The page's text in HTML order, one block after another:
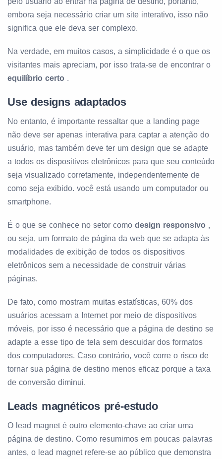
embora seja necessário criar um site interativo, isso não
significa que ele deva ser complexo.
Na verdade, em muitos casos, a simplicidade é o que os
visitantes mais apreciam, por isso trata-se de encontrar o
equilíbrio certo .
Use designs adaptados
No entanto, é importante ressaltar que a landing page
não deve ser apenas interativa para captar a atenção do
usuário, mas também deve ter um design que se adapte
a todos os dispositivos eletrônicos para que seu conteúdo
seja visualizado corretamente, independentemente de
como seja exibido. você está usando um computador ou
smartphone.
É o que se conhece no setor como design responsivo ,
ou seja, um formato de página da web que se adapta às
modalidades de exibição de todos os dispositivos
eletrônicos sem a necessidade de construir várias
páginas.
De fato, como mostram muitas estatísticas, 60% dos
usuários acessam a Internet por meio de dispositivos
móveis, por isso é necessário que a página de destino se
adapte a esse tipo de tela sem descuidar dos formatos
dos computadores. Caso contrário, você corre o risco de
tornar sua página de destino menos eficaz porque a taxa
de conversão diminui.
Leads magnéticos pré-estudo
O lead magnet é outro elemento-chave ao criar uma
página de destino. Como resumimos em poucas palavras
antes, o lead magnet refere-se ao público que demonstra